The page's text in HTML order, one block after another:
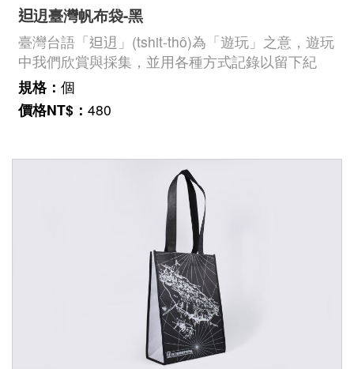
𨑨迌臺灣帆布袋-黑
臺灣台語「𨑨迌」(tshit-thô)為「遊玩」之意，遊玩
中我們欣賞與採集，並用各種方式記錄以留下紀
念。此款提袋，以拼貼方式再現日本時代的臺灣特
色紀念圖像，還巧妙地放上臺灣民主國郵票及博物
館建築紀念章呈現時空旅人穿梭古今的趣味。《臺
本旅行手札，記錄中西竹山先生於一九三四年搭乘
「高千穗丸」到臺灣遊覽的旅程，留下豐富的紀念
圖章以及剪報、票證、商品包裝等紀念物質，還加
上題字及插畫，生動地呈現旅途風貌。臺史博館藏
號：2015.031.0007《臺灣一周紀念旅行》、
2004.002.0010《臺灣民主國郵票》
規格： 個
價格NT$： 480